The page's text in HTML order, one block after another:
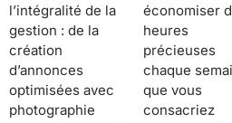
l’intégralité de la
gestion : de la
création
d’annonces
optimisées avec
photographie
économiser des
heures
précieuses
chaque semaine
que vous
consacriez
assistance 24/7
garantissent des
avis excellents qui
optimisent vos
revenus locatifs,
transformant